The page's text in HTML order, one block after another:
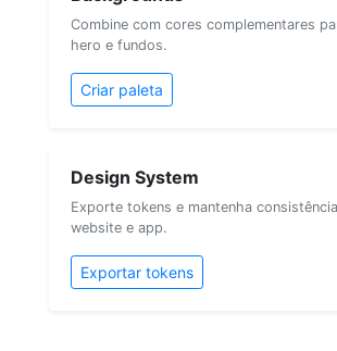
Combine com cores complementares
hero e fundos.
Criar paleta
Design System
Exporte tokens e mantenha
website e app.
Exportar tokens